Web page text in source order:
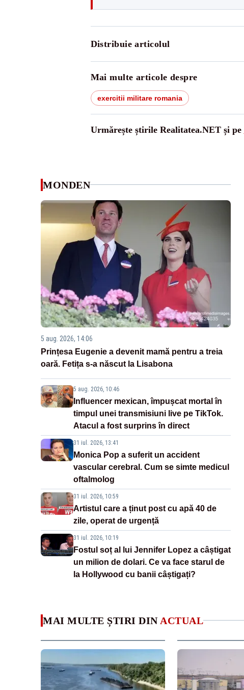
Distribuie articolul
Mai multe articole despre
exercitii militare romania
Urmărește știrile Realitatea.NET și pe
MONDEN
5 aug. 2026, 14:06
Prințesa Eugenie a devenit mamă pentru a treia
oară. Fetița s-a născut la Lisabona
5 aug. 2026, 10:46
Influencer mexican, împușcat mortal în
timpul unei transmisiuni live pe TikTok.
Atacul a fost surprins în direct
31 iul. 2026, 13:41
Monica Pop a suferit un accident
vascular cerebral. Cum se simte medicul
oftalmolog
31 iul. 2026, 10:59
Artistul care a ținut post cu apă 40 de
zile, operat de urgență
31 iul. 2026, 10:19
Fostul soț al lui Jennifer Lopez a câștigat
un milion de dolari. Ce va face starul de
la Hollywood cu banii câștigați?
MAI MULTE ȘTIRI DIN ACTUAL